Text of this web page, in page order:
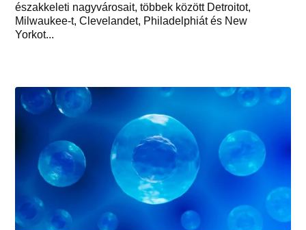
északkeleti nagyvárosait, többek között Detroitot,
Milwaukee-t, Clevelandet, Philadelphiát és New
Yorkot...